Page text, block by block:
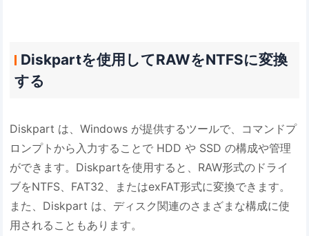
Diskpartを使用してRAWをNTFSに変換
する
Diskpart は、Windows が提供するツールで、コマンドプ
ロンプトから入力することで HDD や SSD の構成や管理
ができます。Diskpartを使用すると、RAW形式のドライ
ブをNTFS、FAT32、またはexFAT形式に変換できます。
また、Diskpart は、ディスク関連のさまざまな構成に使
用されることもあります。